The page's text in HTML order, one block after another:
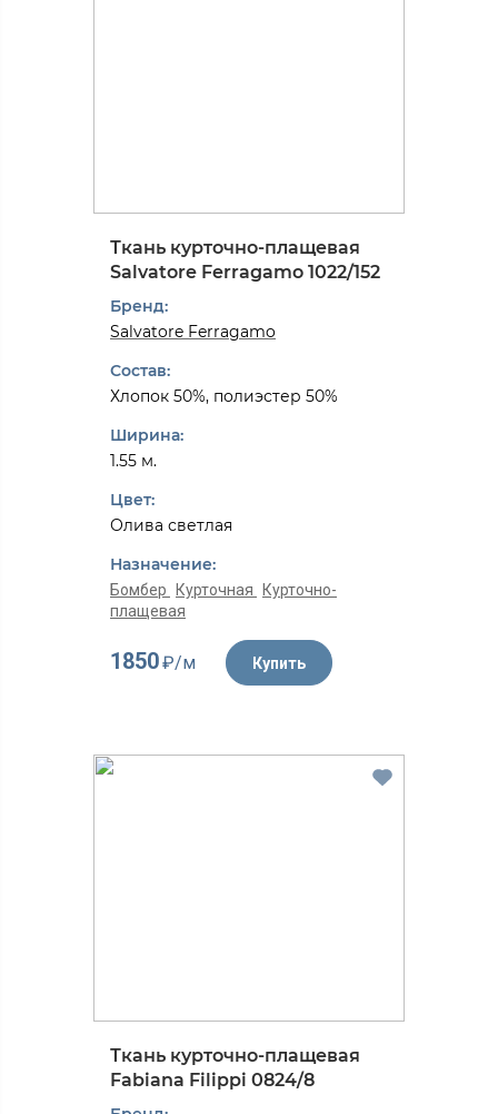
Ткань курточно-плащевая
Salvatore Ferragamo 1022/152
Бренд:
Salvatore Ferragamo
Состав:
Хлопок 50%, полиэстер 50%
Ширина:
1.55 м.
Цвет:
Олива светлая
Назначение:
Бомбер Курточная
Курточно-
плащевая
1850₽/м Купить
Ткань курточно-плащевая
Fabiana Filippi 0824/8